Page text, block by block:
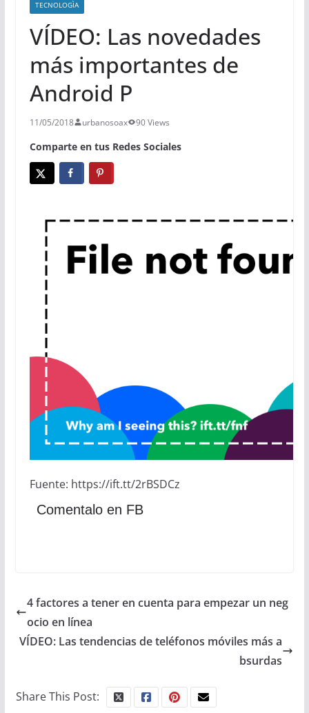
TECNOLOGÌA
VÍDEO: Las novedades
más importantes de
Android P
11/05/2018 urbanosoax 90 Views
Comparte en tus Redes Sociales
Fuente: https://ift.tt/2rBSDCz
Comentalo en FB
4 factores a tener en cuenta para empezar un neg
ocio en línea
VÍDEO: Las tendencias de teléfonos móviles más a
bsurdas
Share This Post: